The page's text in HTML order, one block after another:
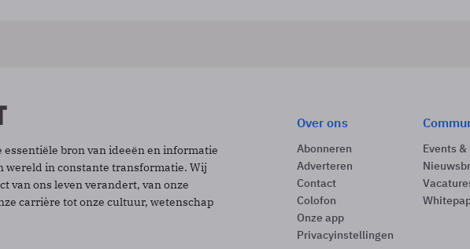
essentiële bron van ideeën en informatie
wereld in constante transformatie. Wij
van ons leven verandert, van onze
carrière tot onze cultuur, wetenschap
Over ons
Abonneren
Adverteren
Contact
Colofon
Onze app
Privacyinstellingen
Events